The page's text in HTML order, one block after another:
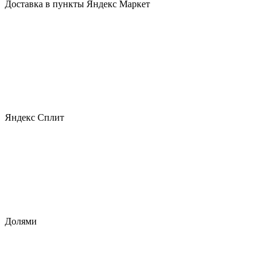
Доставка в пункты Яндекс Маркет
Яндекс Сплит
Долями